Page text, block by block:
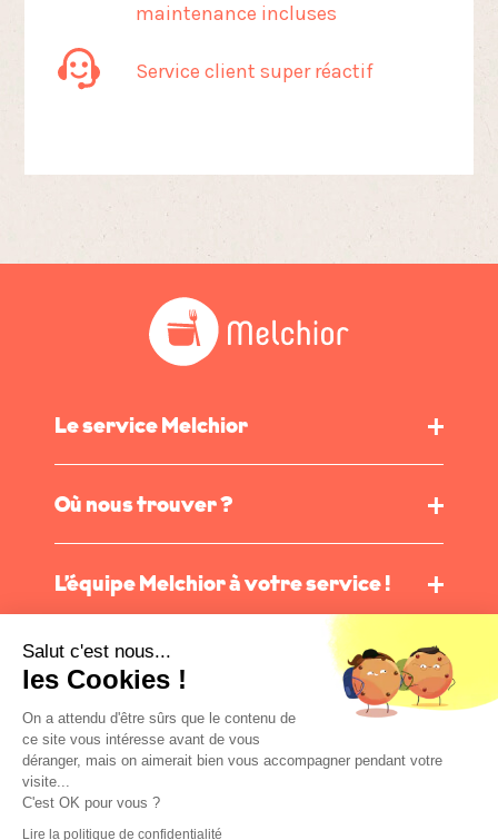
maintenance incluses
Service client super réactif
Le service Melchior
Où nous trouver ?
L’équipe Melchior à votre service !
Mentions légales
Politique de confidentialité
Plan de site
Salut c'est nous...
les Cookies !
On a attendu d'être sûrs que le contenu de
ce site vous intéresse avant de vous
déranger, mais on aimerait bien vous accompagner pendant votre
visite...
C'est OK pour vous ?
Lire la politique de confidentialité